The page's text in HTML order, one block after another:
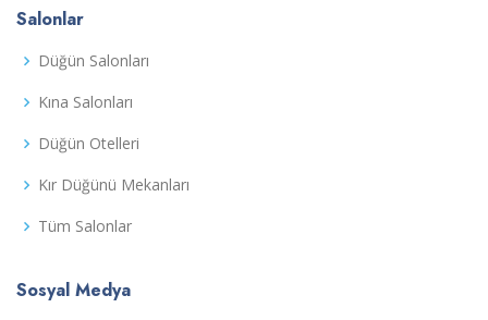
Salonlar
Düğün Salonları
Kına Salonları
Düğün Otelleri
Kır Düğünü Mekanları
Tüm Salonlar
Sosyal Medya